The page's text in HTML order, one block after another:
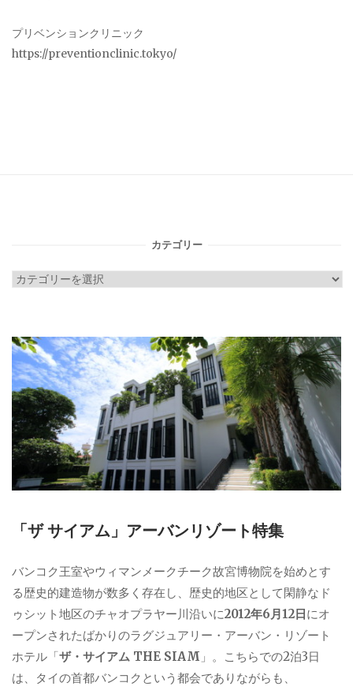
プリベンションクリニック
https://preventionclinic.tokyo/
カテゴリー
カ
リ
ー
「ザ サイアム」アーバンリゾート特集
バンコク王室やウィマンメークチーク故宮博物院を始めとす
る歴史的建造物が数多く存在し、歴史的地区として閑静なド
ゥシット地区のチャオプラヤー川沿いに2012年6月12日にオ
ープンされたばかりのラグジュアリー・アーバン・リゾート
ホテル「ザ・サイアム THE SIAM 」。こちらでの2泊3日
は、タイの首都バンコクという都会でありながらも、